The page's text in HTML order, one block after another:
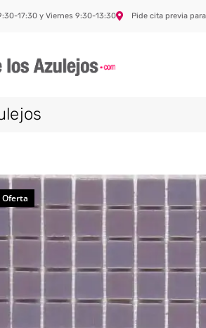
17:30 y Viernes 9:30-13:30 Pide cita previa
Oferta